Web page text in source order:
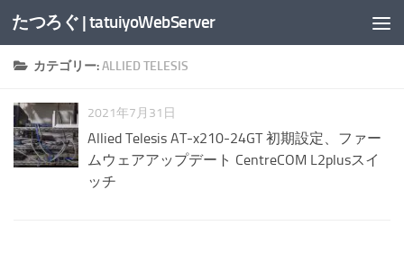
コンテンツへスキップ
たつろぐ | tatuiyoWebServer
カテゴリー:ALLIED TELESIS
2021年7月31日
Allied Telesis AT-x210-24GT 初期設定、ファー
ムウェアアップデート CentreCOM L2plusスイ
ッチ